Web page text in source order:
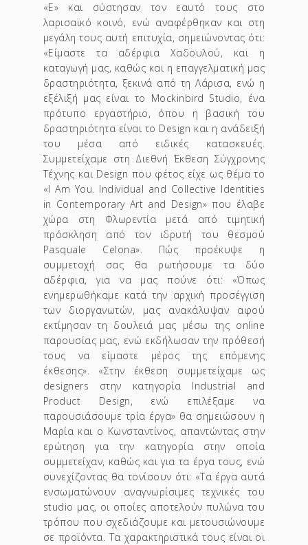
«Ε» και σύστησαν τον εαυτό τους στο
λαρισαϊκό κοινό, ενώ αναφέρθηκαν και στη
μεγάλη τους αυτή επιτυχία, σημειώνοντας ότι:
«Είμαστε τα αδέρφια Χαδουλού, και η
καταγωγή μας, καθώς και η επαγγελματική μας
δραστηριότητα, ξεκινά από τη Λάρισα, ενώ η
εξέλιξή μας είναι το Mockinbird Studio, ένα
πρότυπο εργαστήριο, όπου η βασική του
δραστηριότητα είναι το Design και η ανάδειξή
του μέσα από ειδικές κατασκευές.
Συμμετείχαμε στη Διεθνή Έκθεση Σύγχρονης
Τέχνης και Design που φέτος είχε ως θέμα το
«I Am You. Individual and Collective Identities
in Contemporary Art and Design» που έλαβε
χώρα στη Φλωρεντία μετά από τιμητική
πρόσκληση από τον ιδρυτή του θεσμού
Pasquale Celona». Πώς προέκυψε η
συμμετοχή σας θα ρωτήσουμε τα δύο
αδέρφια, για να μας πούνε ότι: «Όπως
ενημερωθήκαμε κατά την αρχική προσέγγιση
των διοργανωτών, μας ανακάλυψαν αφού
εκτίμησαν τη δουλειά μας μέσω της online
παρουσίας μας, ενώ εκδήλωσαν την πρόθεσή
τους να είμαστε μέρος της επόμενης
έκθεσης». «Στην έκθεση συμμετείχαμε ως
designers στην κατηγορία Industrial and
Product Design, ενώ επιλέξαμε να
παρουσιάσουμε τρία έργα» θα σημειώσουν η
Μαρία και ο Κωνσταντίνος, απαντώντας στην
ερώτηση για την κατηγορία στην οποία
συμμετείχαν, καθώς και για τα έργα τους, ενώ
συνεχίζοντας θα τονίσουν ότι: «Τα έργα αυτά
ενσωματώνουν αναγνωρίσιμες τεχνικές του
studio μας, οι οποίες αποτελούν πυλώνα του
τρόπου που σχεδιάζουμε και μετουσιώνουμε
σε προϊόντα. Τα χαρακτηριστικά τους είναι οι